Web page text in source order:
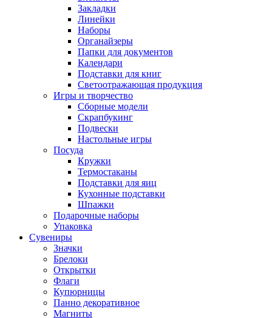
Закладки
Линейки
Наборы
Органайзеры
Папки для документов
Календари
Подставки для книг
Светоотражающая продукция
Игры и творчество
Сборные модели
Скрапбукинг
Подвески
Настольные игры
Посуда
Кружки
Термостаканы
Подставки для яиц
Кухонные подставки
Шпажки
Подарочные наборы
Упаковка
Сувениры
Значки
Брелоки
Открытки
Флаги
Купюрницы
Панно декоративное
Магниты